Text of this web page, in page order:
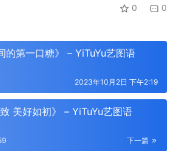
0 0
的第一口糖》 – YiTuYu艺图语
2023年10月2日 下午2:19
美好如初》 – YiTuYu艺图语
下一篇